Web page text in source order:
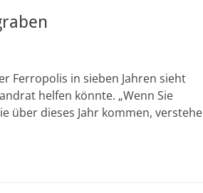
Ferropolis in sieben Jahren sieht
helfen könnte. „Wenn Sie
über dieses Jahr kommen, verstehe